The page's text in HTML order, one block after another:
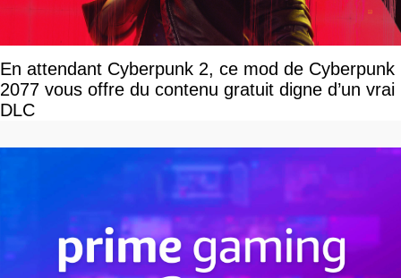
En attendant Cyberpunk 2, ce mod de Cyberpunk
2077 vous offre du contenu gratuit digne d’un vrai
DLC